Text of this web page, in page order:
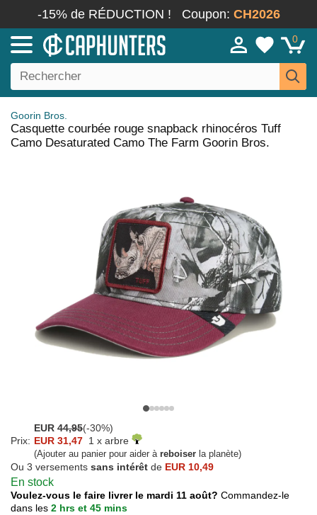
-15% de RÉDUCTION ! Coupon: CH2026
0
Goorin Bros.
Casquette courbée rouge snapback rhinocéros Tuff
Camo Desaturated Camo The Farm Goorin Bros.
EUR 44,95(-30%)
Prix: EUR 31,47 1 x arbre
(Ajouter au panier pour aider à reboiser la planète)
Ou 3 versements sans intérêt de EUR 10,49
En stock
Voulez-vous le faire livrer le mardi 11 août? Commandez-le
dans les 2 hrs et 45 mins